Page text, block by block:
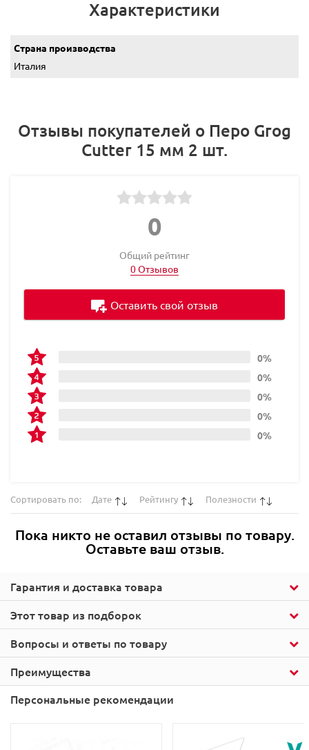
Характеристики
Страна производства
Италия
Этот товар из подборок
Гарантия и доставка товара
Отзывы покупателей о Перо Grog
Cutter 15 мм 2 шт.
0
Общий рейтинг
0 Отзывов
0%
0%
0%
0%
0%
Оставить свой отзыв
Сортировать по: Дате Рейтингу Полезности
Пока никто не оставил отзывы по товару.
Оставьте ваш отзыв.
Вопросы и ответы по товару
Преимущества
Персональные рекомендации